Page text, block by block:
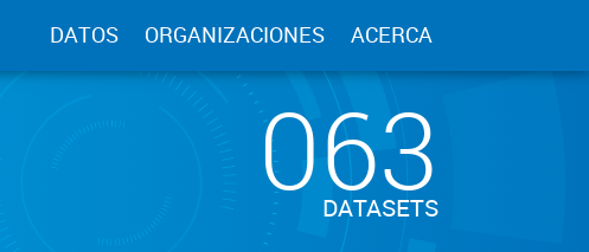
DATOS ORGANIZACIONES ACERCA
063
DATASETS